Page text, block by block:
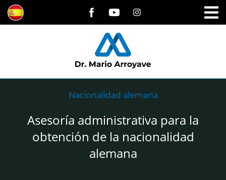
Nacionalidad alemana
Asesoría administrativa para la
obtención de la nacionalidad
alemana